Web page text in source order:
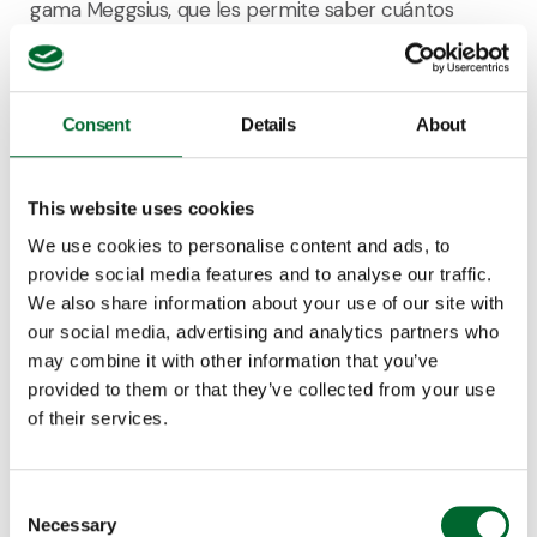
Consent Details About
This website uses cookies
We use cookies to personalise content and ads, to
provide social media features and to analyse our traffic.
We also share information about your use of our site with
our social media, advertising and analytics partners who
may combine it with other information that you’ve
provided to them or that they’ve collected from your use
of their services.
Selection
Necessary
gama Meggsius, que les permite saber cuántos
huevos salen de cada hilera de arriba y de cada
hilera de abajo. Todo se registra con cámaras y así
problema de apilamiento o algo así, lo saben
inmediatamente.
experiencia durante años también en las naves de
jaulas que ya se utilizaban. "Los Speedpacks son
fáciles de manejar, funcionaron bastante bien y
luego fue una obviedad elegir los Prinzen en nuestra
remodelación y ampliación. La calidad de los huevos
es buena, hay muy poca suciedad y parece que los